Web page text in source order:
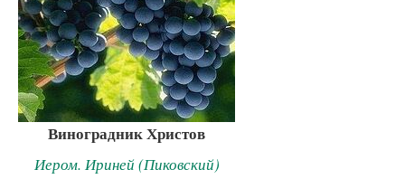
Виноградник Христов
Иером. Ириней (Пиковский)